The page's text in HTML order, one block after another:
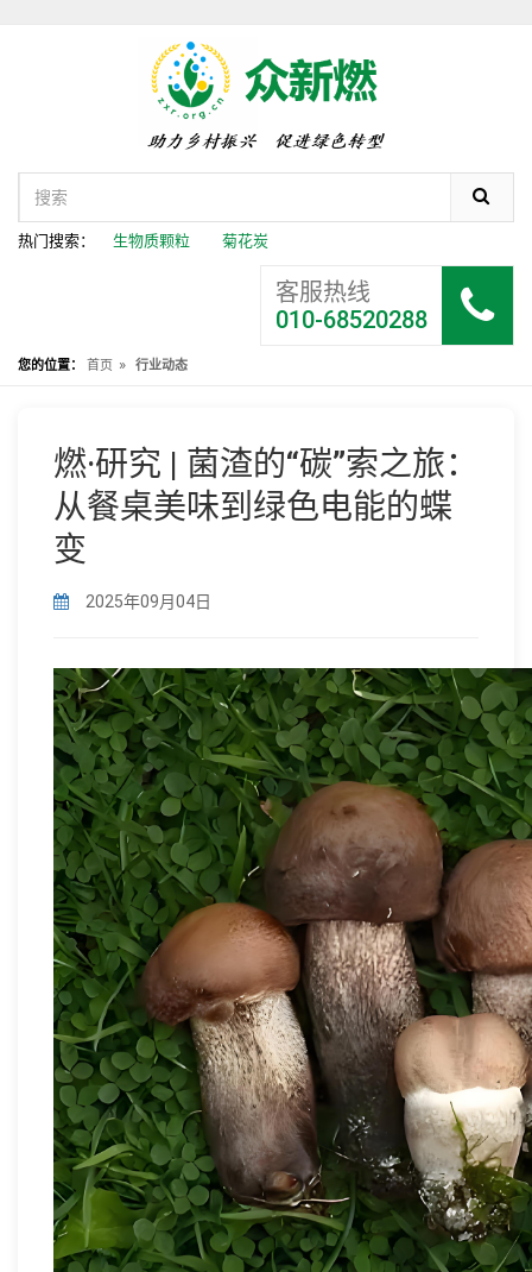
热门搜索： 生物质颗粒 菊花炭
客服热线
010-68520288
您的位置： 首页 » 行业动态
燃·研究 | 菌渣的“碳”索之旅：
从餐桌美味到绿色电能的蝶
变
2025年09月04日